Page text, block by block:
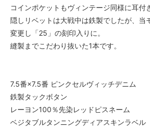
コインポケットもヴィンテージ同様に耳付
隠しリベットは大戦中は鉄製でしたが、当
変更し「25」の刻印入りに。
縫製までこだわり抜いた1本です。
7.5番×7.5番 ピンクセルヴィッチデニム
鉄製タックボタン
レーヨン100％先染レッドピスネーム
ベジタブルタンニングディアスキンラベル